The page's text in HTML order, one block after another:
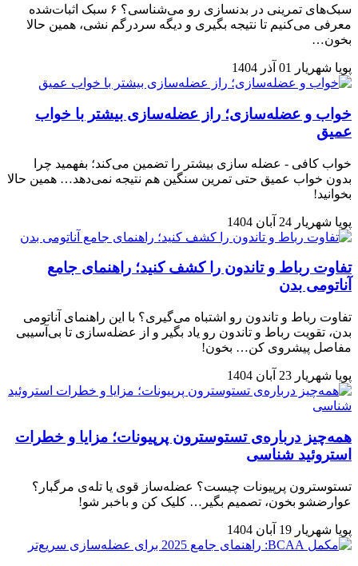
سبک‌های تمرینی در بدنسازی رو می‌شناسی؟ ۶ سبک اثبات‌شده
معرفی می‌کنیم تا نتیجه بگیری و دیگه سردرگم نشی، همین حالا
بخون…
پویا شهریار 01 آذر 1404
خواب و عضله‌سازی؛ راز عضله‌سازی بیشتر با خواب
عمیق
خواب کافی - عضله سازی بیشتر را تضمین می‌کند؛ بفهمید چرا
بدون خواب عمیق حتی تمرین سنگین هم نتیجه نمی‌دهد… همین حالا
بخوانید!
پویا شهریار 24 آبان 1404
تفاوت رباط و تاندون را کشف کنید؛ راهنمای جامع
آناتومی بدن
تفاوت رباط و تاندون رو اشتباه می‌گیری؟ با این راهنمای آناتومی
بدن، تقویت رباط و تاندون رو یاد بگیر و از عضله‌سازی تا بی‌آسیبی
مفاصل پیشروی کن… بخون!
پویا شهریار 23 آبان 1404
همه‌چیز درباره‌ی تستوسترون پرپیونات؛ مزایا و خطرات
استروئید شناسی
تستوسترون پرپیونات چیست؟ عضله‌ساز قوی یا تله‌ی مرگبار؟
عوارضشو بخون، تصمیم بگیر… کلیک کن و باخبر شو!
پویا شهریار 19 آبان 1404